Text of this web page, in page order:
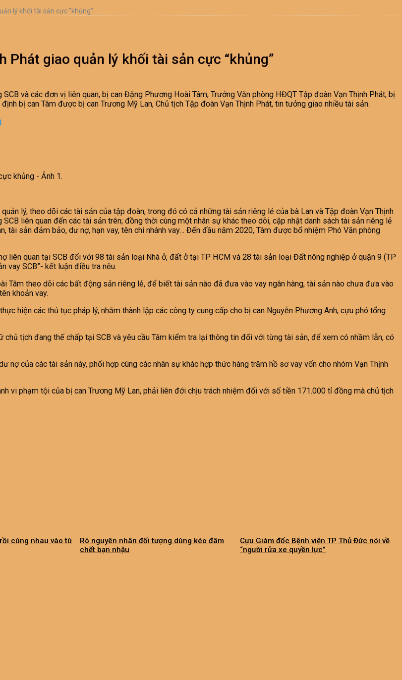
lý khối tài sản cực “khủng”
Phát giao quản lý khối tài sản cực “khủng”
SCB và các đơn vị liên quan, bị can Đặng Phương Hoài Tâm, Trưởng Văn phòng HĐQT Tập đoàn Vạn Thịnh Phát, bị
bị can Tâm được bị can Trương Mỹ Lan, Chủ tịch Tập đoàn Vạn Thịnh Phát, tin tưởng giao nhiều tài sản.
lý, theo dõi các tài sản của tập đoàn, trong đó có cả những tài sản riêng lẻ của bà Lan và Tập đoàn Vạn Thịnh
liên quan đến các tài sản trên; đồng thời cùng một nhân sự khác theo dõi, cập nhật danh sách tài sản riêng lẻ
tài sản đảm bảo, dư nợ, hạn vay, tên chi nhánh vay… Đến đầu năm 2020, Tâm được bổ nhiệm Phó Văn phòng
liên quan tại SCB đối với 98 tài sản loại Nhà ở, đất ở tại TP HCM và 28 tài sản loại Đất nông nghiệp ở quận 9 (TP
vay SCB”- kết luận điều tra nêu.
Tâm theo dõi các bất động sản riêng lẻ, để biết tài sản nào đã đưa vào vay ngân hàng, tài sản nào chưa đưa vào
khoản vay.
hiện các thủ tục pháp lý, nhằm thành lập các công ty cung cấp cho bị can Nguyễn Phương Anh, cựu phó tổng
tịch đang thế chấp tại SCB và yêu cầu Tâm kiểm tra lại thông tin đối với từng tài sản, để xem có nhầm lẫn, có
nợ của các tài sản này, phối hợp cùng các nhân sự khác hợp thức hàng trăm hồ sơ vay vốn cho nhóm Vạn Thịnh
vi phạm tội của bị can Trương Mỹ Lan, phải liên đới chịu trách nhiệm đối với số tiền 171.000 tỉ đồng mà chủ tịch
cùng nhau vào tù
Rõ nguyên nhân đối tượng dùng kéo đâm
chết bạn nhậu
Cựu Giám đốc Bệnh viện TP Thủ Đức nói về
“người rửa xe quyền lực”